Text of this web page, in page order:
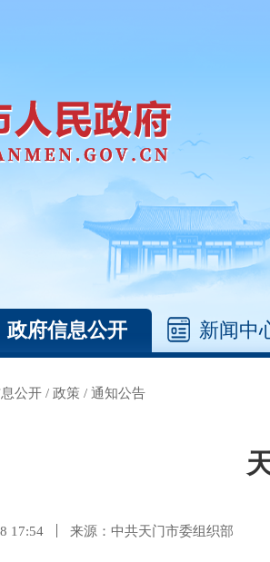
政府信息公开 新闻中
公开 / 政策 / 通知公告
17:54 来源：中共天门市委组织部